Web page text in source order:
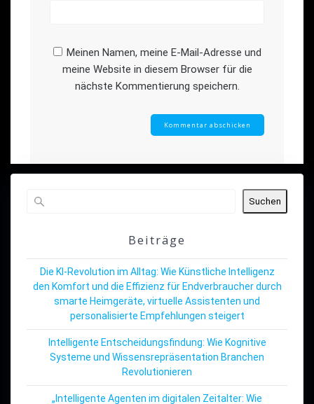
Meinen Namen, meine E-Mail-Adresse und
meine Website in diesem Browser für die
nächste Kommentierung speichern.
Suchen
Beiträge
Die KI-Revolution im Alltag: Wie Künstliche Intelligenz
den Komfort und die Effizienz für Endverbraucher durch
smarte Heimgeräte, virtuelle Assistenten und
personalisierte Empfehlungen steigert
Intelligente Entscheidungsfindung: Wie Kognitive
Systeme und Wissensrepräsentation Branchen
Revolutionieren
„Intelligente Agenten im digitalen Zeitalter: Wie